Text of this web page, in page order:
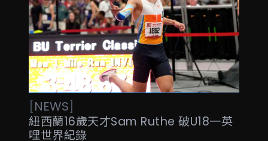
[NEWS]
紐西蘭16歲天才Sam Ruthe 破U18一英
哩世界紀錄